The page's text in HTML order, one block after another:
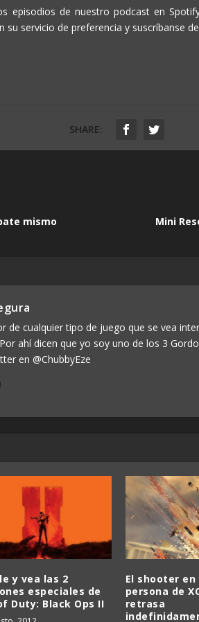
episodios de nuestro podcast en
su servicio de preferencia y suscríbanse
SHARE:
mismo
Mini
de cualquier tipo de juego que se vea
ahí dicen que yo soy uno de los 3
en @ChubbyEze
y vea las 2
especiales de
Duty: Black Ops II
El shooter
persona de
retrasa